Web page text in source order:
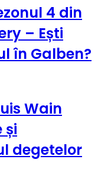
4 din
– Ești
în Galben?
Wain
și
degetelor